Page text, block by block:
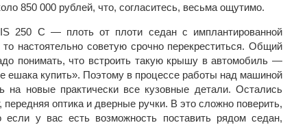
850 000 рублей, что, согласитесь, весьма ощутимо.
250 C — плоть от плоти седан с имплантированной
настоятельно советую срочно перекреститься. Общий
понимать, что встроить такую крышу в автомобиль —
ешака купить». Поэтому в процессе работы над машиной
на новые практически все кузовные детали. Остались
передняя оптика и дверные ручки. В это сложно поверить,
у вас есть возможность поставить рядом седан,